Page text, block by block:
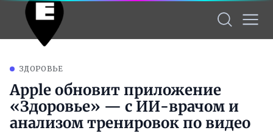
ЗДОРОВЬЕ
Apple обновит приложение
«Здоровье» — с ИИ-врачом и
анализом тренировок по видео